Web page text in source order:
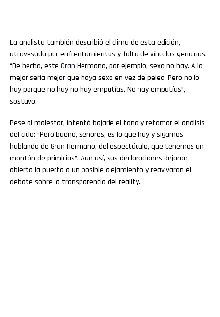
La analista también describió el clima de esta edición,
atravesada por enfrentamientos y falta de vínculos genuinos.
“De hecho, este Gran Hermano, por ejemplo, sexo no hay. A lo
mejor sería mejor que haya sexo en vez de pelea. Pero no lo
hay porque no hay no hay empatías. No hay empatías”,
sostuvo.
Pese al malestar, intentó bajarle el tono y retomar el análisis
del ciclo: “Pero bueno, señores, es lo que hay y sigamos
hablando de Gran Hermano, del espectáculo, que tenemos un
montón de primicias”. Aun así, sus declaraciones dejaron
abierta la puerta a un posible alejamiento y reavivaron el
debate sobre la transparencia del reality.